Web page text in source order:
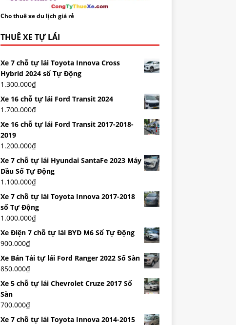
Cho thuê xe du lịch giá rẻ
THUÊ XE TỰ LÁI
Xe 7 chỗ tự lái Toyota Innova Cross
Hybrid 2024 số Tự Động
1.300.000₫
Xe 16 chỗ tự lái Ford Transit 2024
1.700.000₫
Xe 16 chỗ tự lái Ford Transit 2017-2018-
2019
1.200.000₫
Xe 7 chỗ tự lái Hyundai SantaFe 2023 Máy
Dầu Số Tự Động
1.100.000₫
Xe 7 chỗ tự lái Toyota Innova 2017-2018
số Tự Động
1.000.000₫
Xe Điện 7 chỗ tự lái BYD M6 Số Tự Động
900.000₫
Xe Bán Tải tự lái Ford Ranger 2022 Số Sàn
850.000₫
Xe 5 chỗ tự lái Chevrolet Cruze 2017 Số
Sàn
700.000₫
Xe 7 chỗ tự lái Toyota Innova 2014-2015